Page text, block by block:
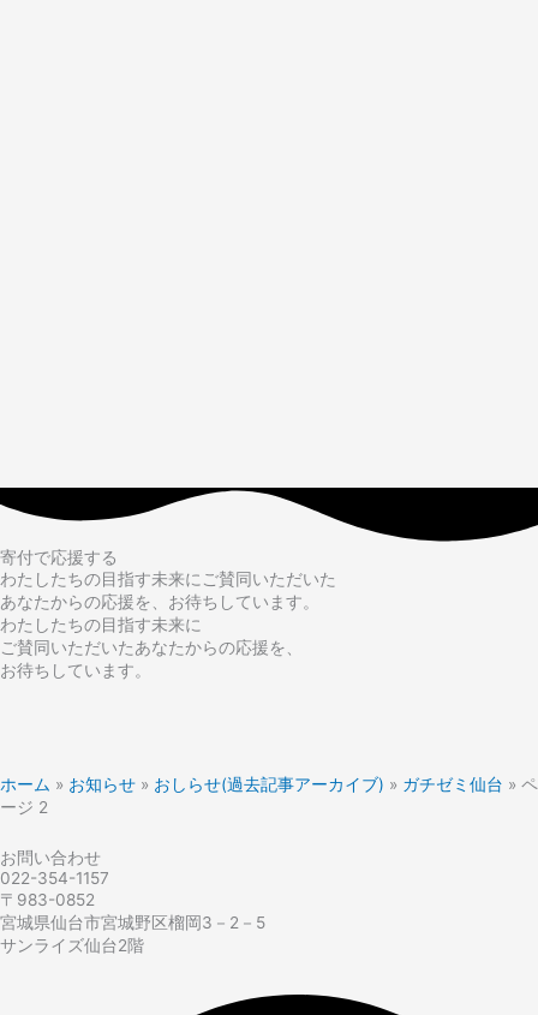
寄付で応援する
わたしたちの目指す未来にご賛同いただいた
あなたからの応援を、お待ちしています。
わたしたちの目指す未来に
ご賛同いただいたあなたからの応援を、
お待ちしています。
ホーム » お知らせ » おしらせ(過去記事アーカイブ) » ガチゼミ仙台 » ペ
ージ 2
お問い合わせ
022-354-1157
〒983-0852
宮城県仙台市宮城野区榴岡3－2－5
サンライズ仙台2階​